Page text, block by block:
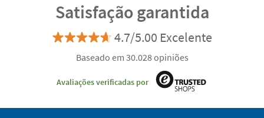
Satisfação garantida
4.7/5.00 Excelente
Baseado em 30.028 opiniões
Avaliações verificadas por